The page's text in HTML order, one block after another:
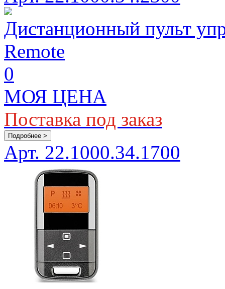
Дистанционный пульт
Remote
0
МОЯ ЦЕНА
Поставка под заказ
Подробнее >
Арт. 22.1000.34.1700